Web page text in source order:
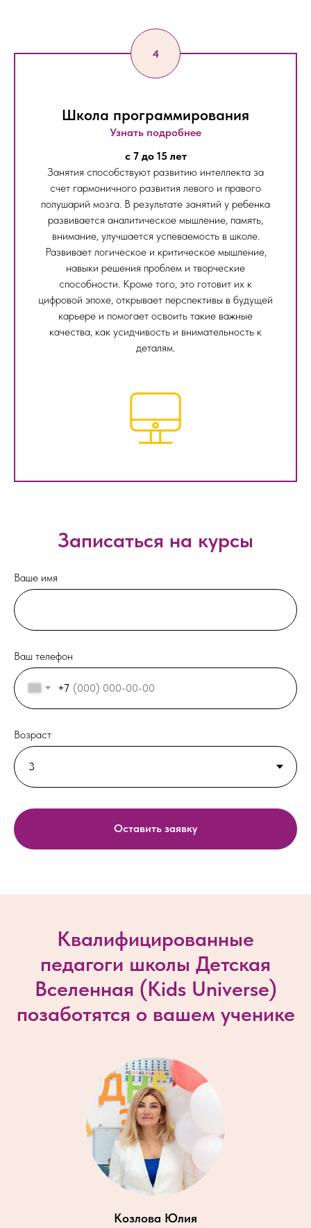
Школа программирования
Узнать подробнее
c 7 до 15 лет
Занятия способствуют развитию интеллекта за
счет гармоничного развития левого и правого
полушарий мозга. В результате занятий у ребенка
развивается аналитическое мышление, память,
внимание, улучшается успеваемость в школе.
Развивает логическое и критическое мышление,
навыки решения проблем и творческие
способности. Кроме того, это готовит их к
цифровой эпохе, открывает перспективы в будущей
карьере и помогает освоить такие важные
качества, как усидчивость и внимательность к
деталям.
Записаться на курсы
Ваше имя
Ваш телефон
+7
Возраст
Оставить заявку
Квалифицированные
педагоги школы Детская
Вселенная (Kids Universe)
позаботятся о вашем ученике
Козлова Юлия